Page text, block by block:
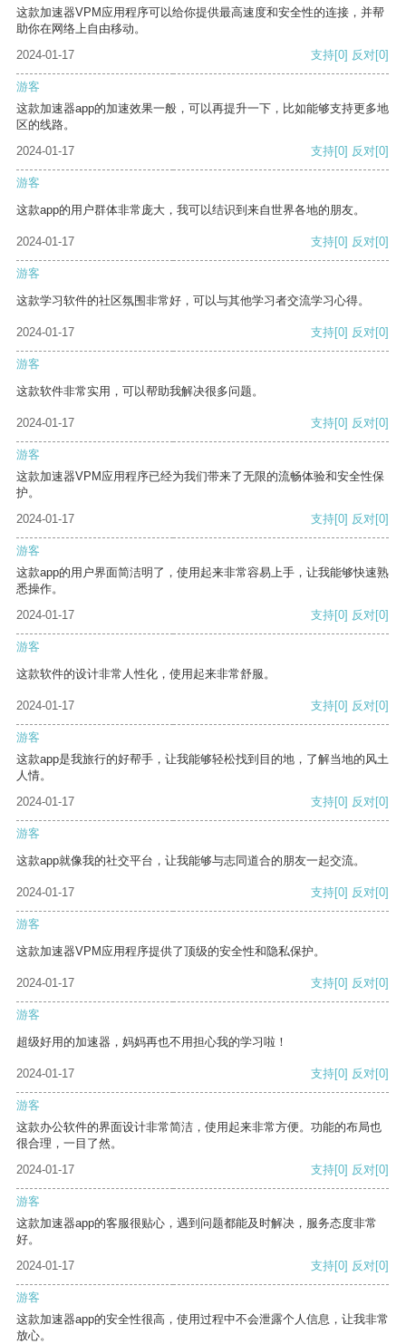
这款加速器VPM应用程序可以给你提供最高速度和安全性的连接，并帮
助你在网络上自由移动。
2024-01-17
支持[0] 反对[0]
游客
这款加速器app的加速效果一般，可以再提升一下，比如能够支持更多地
区的线路。
2024-01-17
支持[0] 反对[0]
游客
这款app的用户群体非常庞大，我可以结识到来自世界各地的朋友。
2024-01-17 支持[0] 反对[0]
游客
这款学习软件的社区氛围非常好，可以与其他学习者交流学习心得。
2024-01-17 支持[0] 反对[0]
游客
这款软件非常实用，可以帮助我解决很多问题。
2024-01-17 支持[0] 反对[0]
游客
这款加速器VPM应用程序已经为我们带来了无限的流畅体验和安全性保
护。
2024-01-17
支持[0] 反对[0]
游客
这款app的用户界面简洁明了，使用起来非常容易上手，让我能够快速熟
悉操作。
2024-01-17
支持[0] 反对[0]
游客
这款软件的设计非常人性化，使用起来非常舒服。
2024-01-17 支持[0] 反对[0]
游客
这款app是我旅行的好帮手，让我能够轻松找到目的地，了解当地的风土
人情。
2024-01-17
支持[0] 反对[0]
游客
这款app就像我的社交平台，让我能够与志同道合的朋友一起交流。
2024-01-17 支持[0] 反对[0]
游客
这款加速器VPM应用程序提供了顶级的安全性和隐私保护。
2024-01-17 支持[0] 反对[0]
游客
超级好用的加速器，妈妈再也不用担心我的学习啦！
2024-01-17 支持[0] 反对[0]
游客
这款办公软件的界面设计非常简洁，使用起来非常方便。功能的布局也
很合理，一目了然。
2024-01-17
支持[0] 反对[0]
游客
这款加速器app的客服很贴心，遇到问题都能及时解决，服务态度非常
好。
2024-01-17
支持[0] 反对[0]
游客
这款加速器app的安全性很高，使用过程中不会泄露个人信息，让我非常
放心。